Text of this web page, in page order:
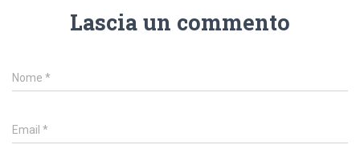
Lascia un commento
Nome *
Email *